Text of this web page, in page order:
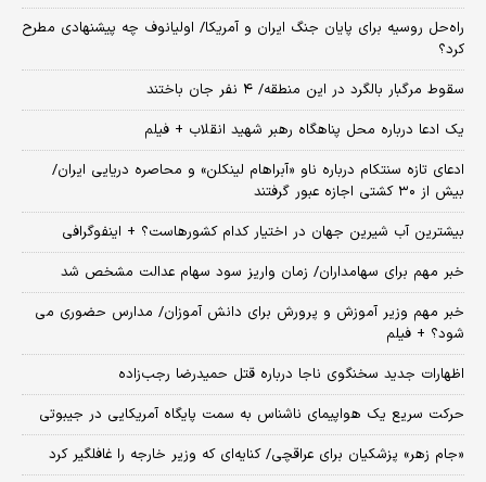
راه‌حل روسیه برای پایان جنگ ایران و آمریکا/ اولیانوف چه پیشنهادی مطرح
کرد؟
سقوط مرگبار بالگرد در این منطقه/ ۴ نفر جان باختند
یک ادعا درباره محل پناهگاه‌ رهبر شهید انقلاب + فیلم
ادعای تازه سنتکام درباره ناو «آبراهام لینکلن» و محاصره دریایی ایران/
بیش از ۳۰ کشتی اجازه عبور گرفتند
بیشترین آب شیرین جهان در اختیار کدام کشورهاست؟ + اینفوگرافی
خبر مهم برای سهامداران/ زمان واریز سود سهام عدالت مشخص شد
خبر مهم وزیر آموزش و پرورش برای دانش آموزان/ مدارس حضوری می
شود؟ + فیلم
اظهارات جدید سخنگوی ناجا درباره قتل حمیدرضا رجب‌زاده
حرکت سریع یک هواپیمای ناشناس به سمت پایگاه آمریکایی در جیبوتی
«جام زهر» پزشکیان برای عراقچی/ کنایه‌ای که وزیر خارجه را غافلگیر کرد